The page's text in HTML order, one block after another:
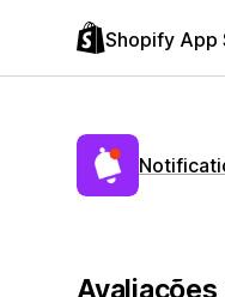
Shopify App
Avaliações